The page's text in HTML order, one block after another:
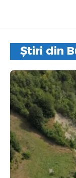
Știri din